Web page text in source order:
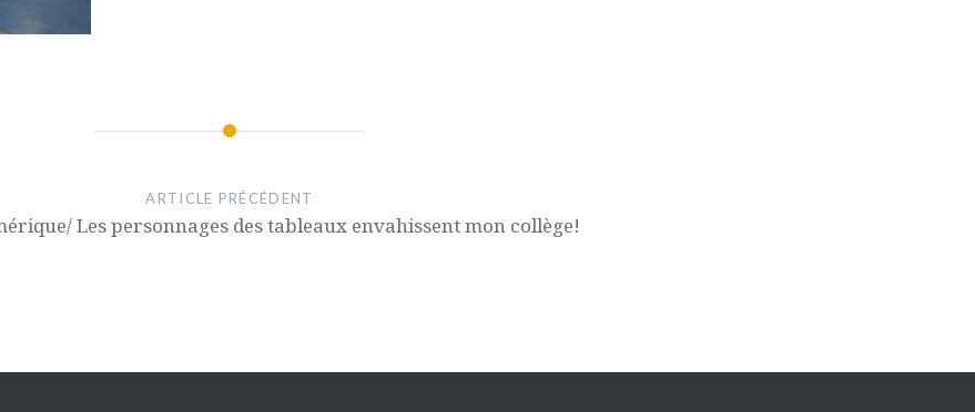
ARTICLE PRÉCÉDENT
Les personnages des tableaux envahissent mon collège!